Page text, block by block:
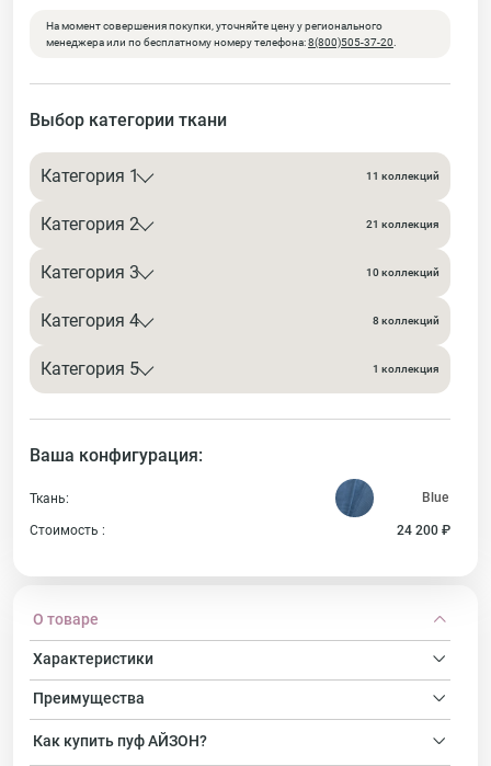
О товаре
Характеристики
Преимущества
Как купить пуфАЙЗОН?
На момент совершения покупки, уточняйте цену у регионального
менеджера или по бесплатному номеру телефона:8(800)505-37-20
Выбор категории ткани
Категория 1 11 коллекций
Категория 2 21 коллекция
Категория 3 10 коллекций
Категория 4 8 коллекций
Категория 5 1 коллекция
Ваша конфигурация:
Ткань:
Стоимость : 24 200 ₽